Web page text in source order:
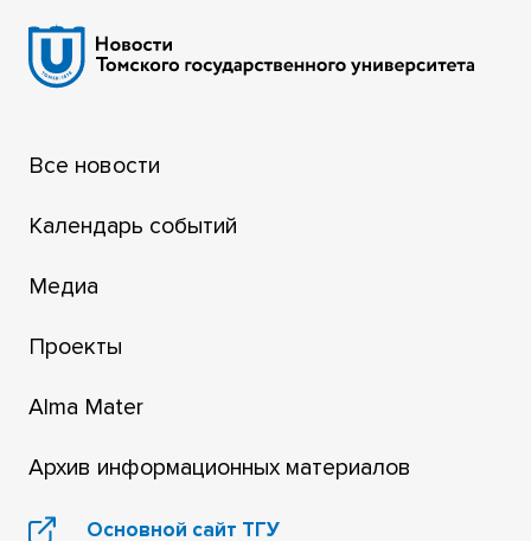
Все новости
Календарь событий
Медиа
Проекты
Alma Mater
Архив информационных материалов
Основной сайт ТГУ